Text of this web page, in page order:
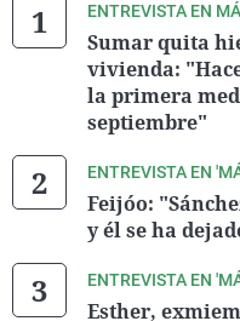
ENTREVISTA EN
Sumar quita
vivienda:
la primera
septiembre"
ENTREVISTA EN
Feijóo:
y él se ha
ENTREVISTA EN
Esther,